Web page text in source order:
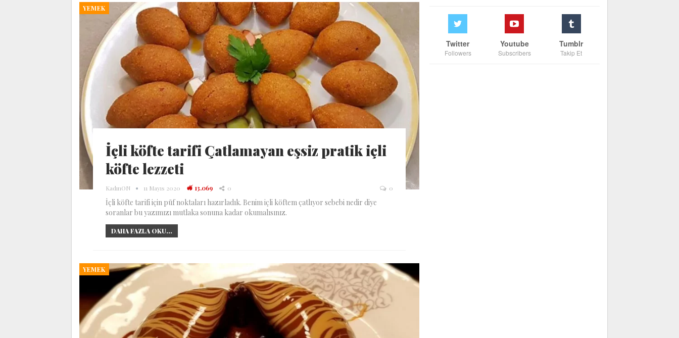
YEMEK
İçli köfte tarifi Çatlamayan eşsiz pratik içli
köfte lezzeti
KadınON 11 Mayıs 2020 13.069 0 0
İçli köfte tarifi için püf noktaları hazırladık. Benim içli köftem çatlıyor sebebi nedir diye
soranlar bu yazımızı mutlaka sonuna kadar okumalısınız.
DAHA FAZLA OKU...
YEMEK
Twitter
Followers
Youtube
Subscribers
Tumblr
Takip Et